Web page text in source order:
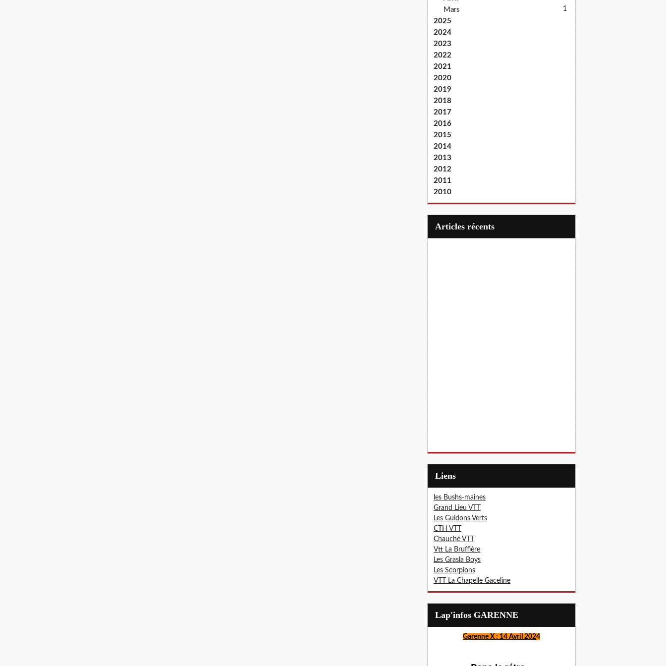
Mars 1
2025
2024
2023
2022
2021
2020
2019
2018
2017
2016
2015
2014
2013
2012
2011
2010
articles récents
Liens
les Bushs-maines
Grand Lieu VTT
Les Guidons Verts
CTH VTT
Chauché VTT
Vtt La Bruffière
Les Grasla Boys
Les Scorpions
VTT La Chapelle Gaceline
Lap'infos GARENNE
Garenne X : 14 Avril 2024